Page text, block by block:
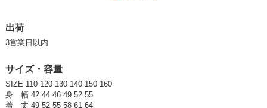
4-3チャコール 120cm
参考上代
出荷
3営業日以内
サイズ・容量
SIZE 110 120 130 140 150 160
身 幅 42 44 46 49 52 55
着 丈 49 52 55 58 61 64